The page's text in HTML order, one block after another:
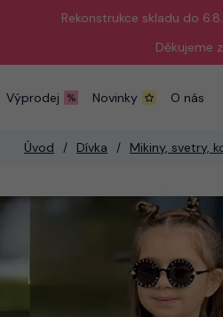
Rekonstrukce skladu do
Děkujeme
Výprodej Novinky O nás
Úvod Dívka Mikiny, svetry,